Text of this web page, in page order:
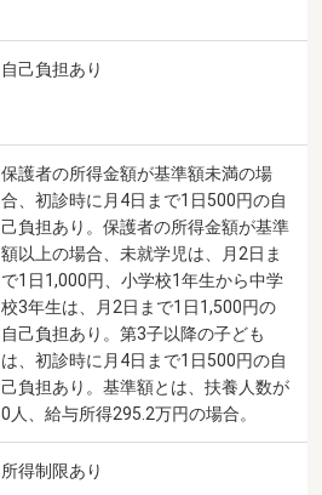
自己負担あり
保護者の所得金額が基準額未満の場
合、初診時に月4日まで1日500円の自
己負担あり。保護者の所得金額が基準
額以上の場合、未就学児は、月2日ま
で1日1,000円、小学校1年生から中学
校3年生は、月2日まで1日1,500円の
自己負担あり。第3子以降の子ども
は、初診時に月4日まで1日500円の自
己負担あり。基準額とは、扶養人数が
0人、給与所得295.2万円の場合。
所得制限あり